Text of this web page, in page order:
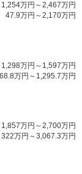
1,254万円～2,467万円
47.9万円～2,170万円
1,298万円～1,597万円
68.8万円～1,295.7万円
1,857万円～2,700万円
322万円～3,067.3万円